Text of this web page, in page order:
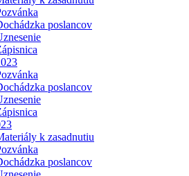
poslancov
poslancov
k zasadnutiu
poslancov